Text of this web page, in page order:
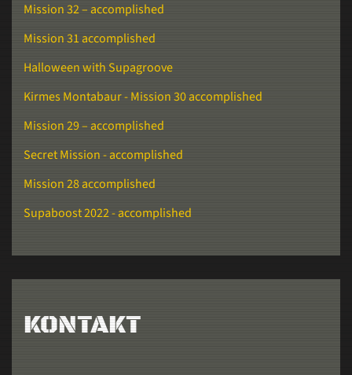
Mission 32 – accomplished
Mission 31 accomplished
Halloween with Supagroove
Kirmes Montabaur - Mission 30 accomplished
Mission 29 – accomplished
Secret Mission - accomplished
Mission 28 accomplished
Supaboost 2022 - accomplished
KONTAKT